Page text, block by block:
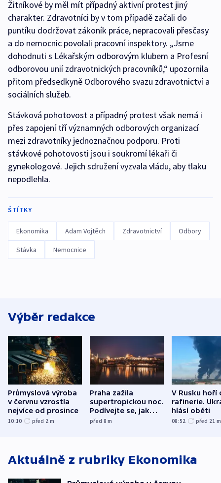
Žitníkové by měl mít případný aktivní protest jiný
charakter. Zdravotníci by v tom případě začali do
puntíku dodržovat zákoník práce, nepracovali přesčasy
a do nemocnic povolali pracovní inspektory. „Jsme
dohodnuti s Lékařským odborovým klubem a Profesní
odborovou unií zdravotnických pracovníků,“ upozornila
přitom předsedkyně Odborového svazu zdravotnictví a
sociálních služeb.
Stávková pohotovost a případný protest však nemá i
přes zapojení tří významných odborových organizací
mezi zdravotníky jednoznačnou podporu. Proti
stávkové pohotovosti jsou i soukromí lékaři či
gynekologové. Jejich sdružení vyzvala vládu, aby tlaku
nepodlehla.
ŠTÍTKY
Ekonomika Adam Vojtěch Zdravotnictví Odbory
Stávka Nemocnice
Výběr redakce
Průmyslová výroba
v červnu vzrostla
nejvíce od prosince
10:10 před 2 m
Praha zažila
supertropickou noc.
Podívejte se, jak
bylo u vás
před 8m
V Rusku hoří
rafinerie.
hlásí oběti
08:52 před 21 m
Aktuálně z rubriky Ekonomika